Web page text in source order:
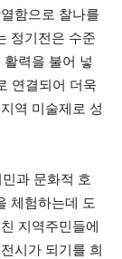
함으로 찰나를
정기전은 수준
력을 불어 넣
연결되어 더욱
역 미술제로 성
과 문화적 호
체험하는데 도
지역주민들에
시가 되기를 희